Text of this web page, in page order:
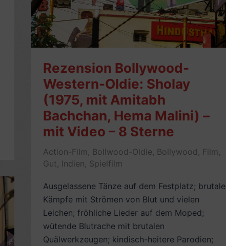
–
8
Sterne
Rezension Bollywood-
Western-Oldie: Sholay
(1975, mit Amitabh
Bachchan, Hema Malini) –
mit Video – 8 Sterne
Action-Film Bollwood-Oldie Bollywood Film
Gut Indien Spielfilm
Ausgelassene Tänze auf dem Festplatz; brutale
Kämpfe mit Strömen von Blut und vielen
Leichen; fröhliche Lieder auf dem Moped;
wütende Blutrache mit brutalen
Quälwerkzeugen; kindisch-heitere Parodien;